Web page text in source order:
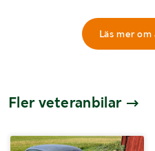
Läs mer
Fler veteranbilar